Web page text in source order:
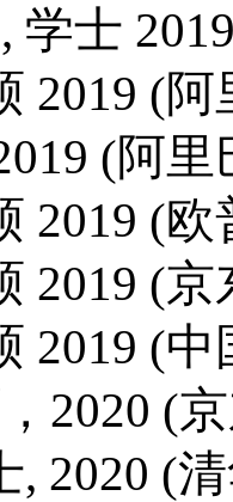
学士
2019 (
(阿里
2019 (
2019 (京
2019 (
2020 (
, 2020 (